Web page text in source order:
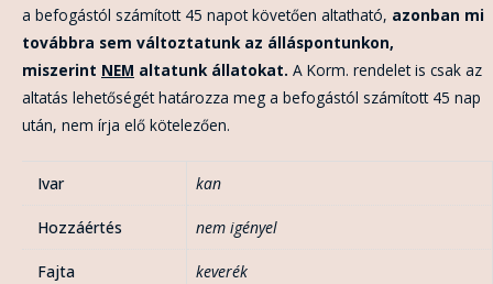
a befogástól számított 45 napot követően altatható, azonban mi
továbbra sem változtatunk az álláspontunkon,
miszerint NEM altatunk állatokat. A Korm. rendelet is csak az
altatás lehetőségét határozza meg a befogástól számított 45 nap
után, nem írja elő kötelezően.
Ivar kan
Hozzáértés nem igényel
Fajta keverék